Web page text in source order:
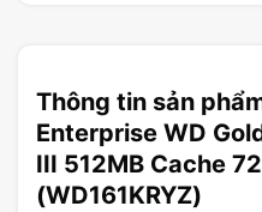
Thông tin sản
Enterprise WD
III 512MB Cache
(WD161KRYZ)